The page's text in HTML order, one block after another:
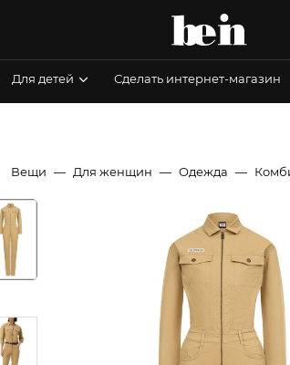
Для детей Сделать интернет-магазин
Вещи Для женщин Одежда